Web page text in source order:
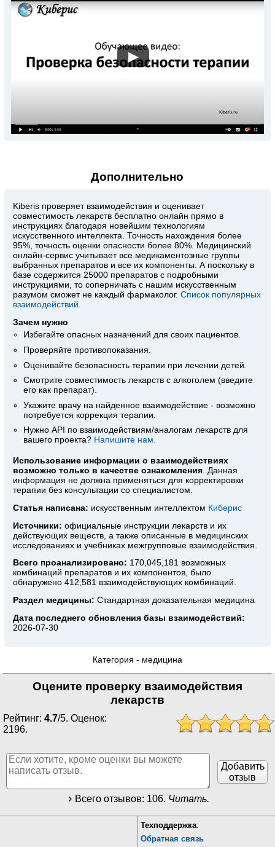
▶
Дополнительно
Kiberis проверяет взаимодействия и оценивает
совместимость лекарств бесплатно онлайн прямо в
инструкциях благодаря новейшим технологиям
искусственного интеллекта. Точность нахождения более
95%, точность оценки опасности более 80%. Медицинский
онлайн-сервис учитывает все медикаментозные группы
выбранных препаратов и все их компоненты. А поскольку в
базе содержится 25000 препаратов с подробными
инструкциями, то соперничать с нашим искусственным
разумом сможет не каждый фармаколог.Список популярных
взаимодействий
Зачем нужно
Избегайте опасных назначений для своих пациентов.
Проверяйте противопоказания.
Оценивайте безопасность терапии при лечении детей.
Смотрите совместимость лекарств с алкоголем (введите
его как препарат).
Укажите врачу на найденное взаимодействие - возможно
потребуется коррекция терапии.
Нужно API по взаимодействиям/аналогам лекарств для
вашего проекта? Напишите нам.
Использование информации о взаимодействиях
возможно только в качестве ознакомления . Данная
информация не должна применяться для корректировки
терапии без консультации со специалистом.
Статья написана: искусственным интеллектом Киберис
Источники: официальные инструкции лекарств и их
действующих веществ, а также описанные в медицинских
исследованиях и учебниках межгрупповые взаимодействия.
Всего проанализировано: 170,045,181 возможных
комбинаций препаратов и их компонентов, было
обнаружено 412,581 взаимодействующих комбинаций.
Раздел медицины: Стандартная доказательная медицина
Дата последнего обновления базы взаимодействий:
2026-07-30
Категория - медицина
Оцените проверку взаимодействия
лекарств
Рейтинг: 4.7/5. Оценок:
2196.
Добавить
отзыв
Всего отзывов: 106. Читать.
Техподдержка:
Обратная связь